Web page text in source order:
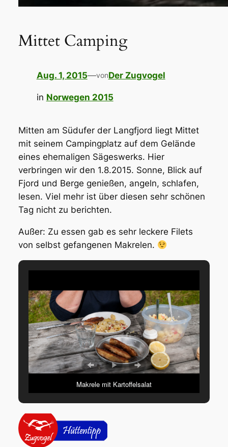
Mittet Camping
Aug. 1, 2015—vonDer Zugvogel
in Norwegen 2015
Mitten am Südufer der Langfjord liegt Mittet
mit seinem Campingplatz auf dem Gelände
eines ehemaligen Sägeswerks. Hier
verbringen wir den 1.8.2015. Sonne, Blick auf
Fjord und Berge genießen, angeln, schlafen,
lesen. Viel mehr ist über diesen sehr schönen
Tag nicht zu berichten.
Außer: Zu essen gab es sehr leckere Filets
von selbst gefangenen Makrelen.
Makrele mit Kartoffelsalat